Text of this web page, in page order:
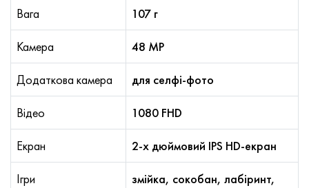
Вага 107 г
Камера 48 MP
Додаткова камера для селфі-фото
Відео 1080 FHD
Екран 2-х дюймовий IPS HD-екран
Ігри
змійка, сокобан, лабіринт,